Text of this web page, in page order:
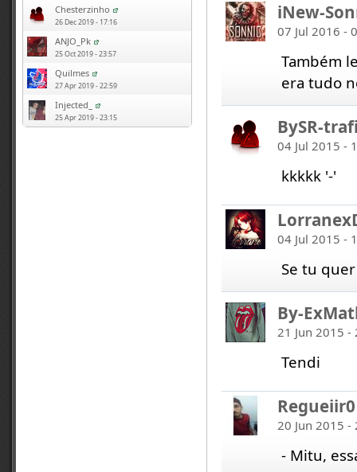
Chesterzinho
26 Dec 2019 - 17:16
ANJO_Pk
25 Oct 2019 - 23:57
Quilmes
27 Apr 2019 - 22:59
Injected_
25 Apr 2019 - 23:15
iNew-
07 Jul 2016 -
Também
era tudo
BySR-
04 Jul 2015 -
kkkkk '-'
04 Jul 2015 -
Se tu
By-
21 Jun 2015 -
Tendi
Regueiir0
20 Jun 2015 -
- Mitu,